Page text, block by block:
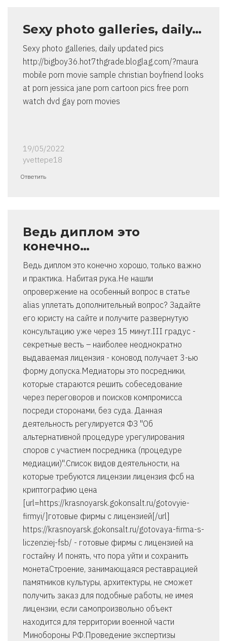
Sexy photo galleries, daily…
Sexy photo galleries, daily updated pics
http://bigboy36.hot7thgrade.bloglag.com/?maura
mobile porn movie sample christian boyfriend looks
at porn jessica jane porn cartoon pics free porn
watch dvd gay porn movies
19/05/2022
yvettepe18
Ответить
Ведь диплом это
конечно…
Ведь диплом это конечно хорошо, только важно
и практика. Набитая рука.Не нашли
опровержение на особенный вопрос в статье
alias уплетать дополнительный вопрос? Задайте
его юристу на сайте и получите развернутую
консультацию уже через 15 минут.III градус -
секретные весть – наиболее неоднократно
выдаваемая лицензия - коновод получает 3-ью
форму допуска.Медиаторы это посредники,
которые стараются решить собеседование
через переговоров и поисков компромисса
посреди сторонами, без суда. Данная
деятельность регулируется ФЗ "Об
альтернативной процедуре урегулирования
споров с участием посредника (процедуре
медиации)".Список видов деятельности, на
которые требуются лицензии лицензия фсб на
криптографию цена
[url=https://krasnoyarsk.gokonsalt.ru/gotovyie-
firmyi/]готовые фирмы с лицензией[/url]
https://krasnoyarsk.gokonsalt.ru/gotovaya-firma-s-
liczenziej-fsb/ - готовые фирмы с лицензией на
гостайну И понять, что пора уйти и сохранить
монетаСтроение, занимающаяся реставрацией
памятников культуры, архитектуры, не сможет
получить заказ для подобные работы, не имея
лицензии, если самопроизвольно объект
находится для территории военной части
Минобороны РФ.Проведение экспертизы